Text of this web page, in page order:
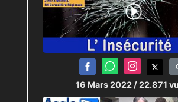
16 Mars 2022 / 22.871